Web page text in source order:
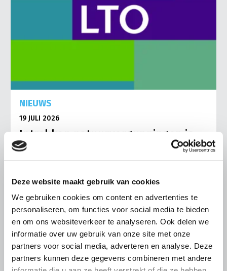
Deze website maakt gebruik van cookies
We gebruiken cookies om content en advertenties te
personaliseren, om functies voor social media te bieden
en om ons websiteverkeer te analyseren. Ook delen we
informatie over uw gebruik van onze site met onze
partners voor social media, adverteren en analyse. Deze
partners kunnen deze gegevens combineren met andere
NIEUWS
19 JULI 2026
Intrekken natuurvergunningen is
onacceptabel en raakt de
rechtsstaat
maar groter. Dit kan niet in een rechtsstaat.” Zo reageert
LTO-voorzitter Ger Koopmans op het voornemen van
provincie Noord-Brabant om de natuurvergunningen van
vijf Brabantse pluimveehouders in te trekken
Lees meer